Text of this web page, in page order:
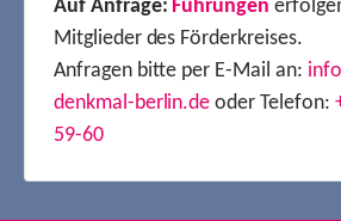
Auf Anfrage: Führungen
Mitglieder des Förderkreises.
Anfragen bitte per E-Mail an:
denkmal-berlin.de oder Telefon:
59-60